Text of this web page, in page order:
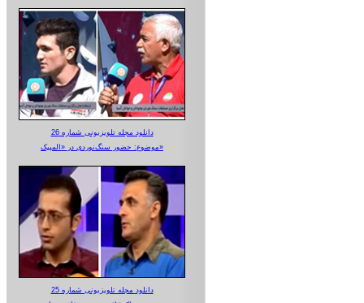
دانلود مجله تلویزیونی شماره 26
موضوع: حضور سنگ‌نوردی در «المپیک»
دانلود مجله تلویزیونی شماره 25